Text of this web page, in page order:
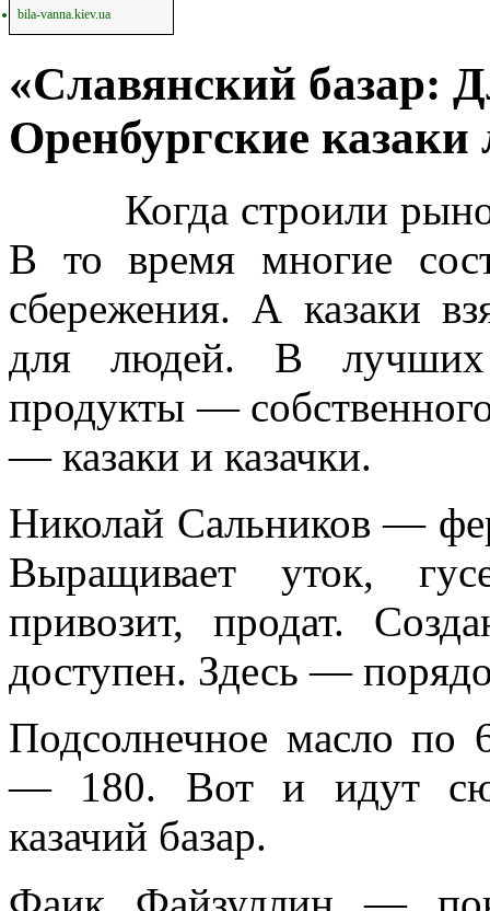
bila-vanna.kiev.ua
«Славянский базар:
Оренбургские
Когда строили
В то время многие
сбережения. А казаки
для людей. В лучших
продукты —
— казаки и казачки.
Николай Сальников —
Выращивает уток,
привозит, продат.
доступен. Здесь —
Подсолнечное масло по
— 180. Вот и идут
казачий базар.